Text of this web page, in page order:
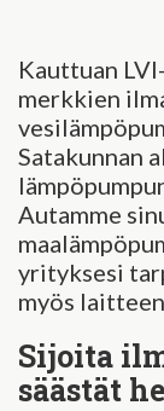
Kauttuan
merkkien
Satakunnan
Autamme
yrityksesi
myös
Sijoita
säästät